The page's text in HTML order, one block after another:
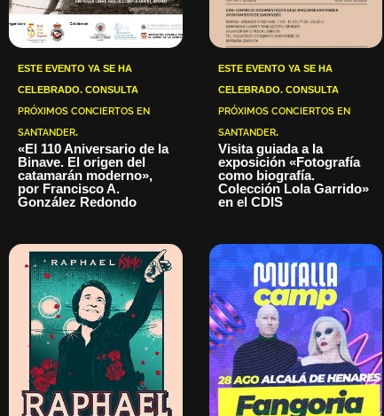
ESTE EVENTO YA SE HA
CELEBRADO. CONSULTA
PRÓXIMOS CONCIERTOS EN
SANTANDER.
«El 110 Aniversario de la
Binave. El origen del
catamarán moderno»,
por Francisco A.
González Redondo
ESTE EVENTO YA SE HA
CELEBRADO. CONSULTA
PRÓXIMOS CONCIERTOS EN
SANTANDER.
Visita guiada a la
exposición «Fotografía
como biografía.
Colección Lola Garrido»
en el CDIS